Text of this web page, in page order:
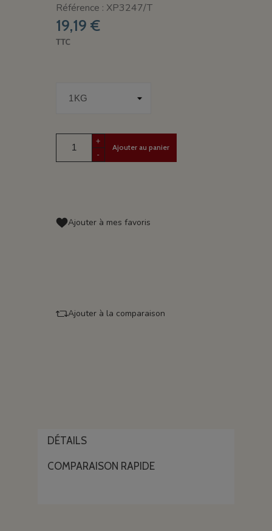
Référence : XP3247/T
19,19 €
TTC
+
-
Ajouter au panier
Ajouter à mes favoris
Ajouter à la comparaison
DÉTAILS
COMPARAISON RAPIDE